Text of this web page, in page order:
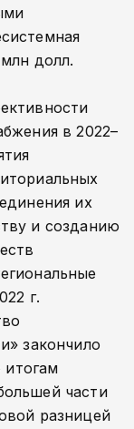
долл.
в 2022–
их
и созданию
г.
закончило
части
разницей